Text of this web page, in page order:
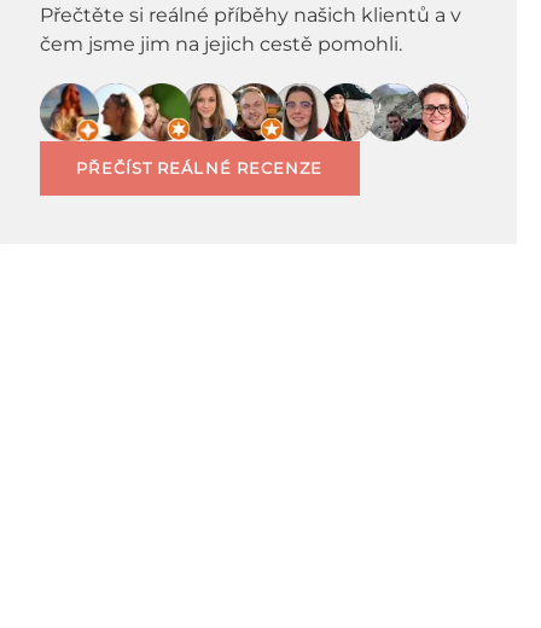
Přečtěte si reálné příběhy našich klientů a v
čem jsme jim na jejich cestě pomohli.
PŘEČÍST REÁLNÉ RECENZE